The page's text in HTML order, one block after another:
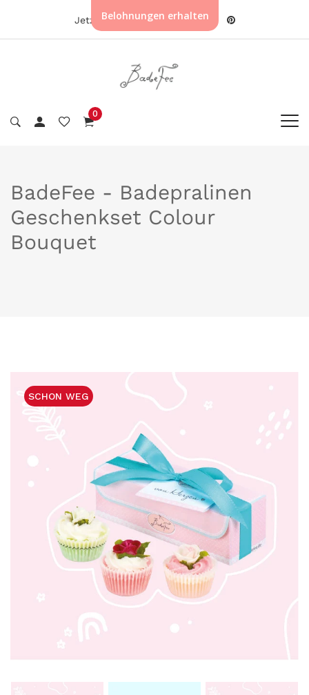
Jetzt kaufen |
0
BadeFee - Badepralinen
Geschenkset Colour
Bouquet
SCHON WEG
Belohnungen erhalten